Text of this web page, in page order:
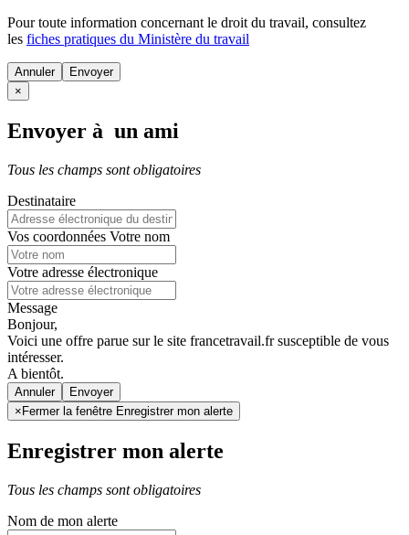
Pour toute information concernant le droit du travail, consultez
les fiches pratiques du Ministère du travail
Annuler
×
Envoyer à un ami
Tous les champs sont obligatoires
Destinataire
Vos coordonnées Votre nom
Votre adresse électronique
Message
Bonjour,
Voici une offre parue sur le site francetravail.fr susceptible de vous
intéresser.
A bientôt.
Annuler
× Fermer la fenêtre Enregistrer mon alerte
Enregistrer mon alerte
Tous les champs sont obligatoires
Nom de mon alerte